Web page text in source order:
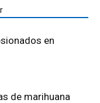
en
de marihuana